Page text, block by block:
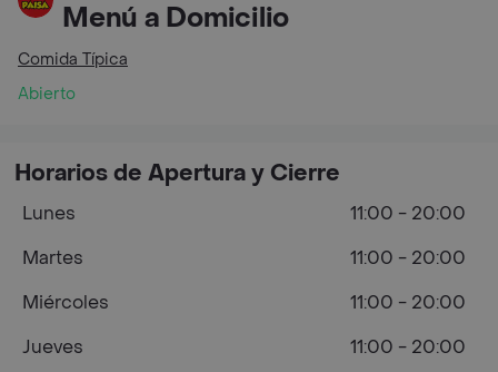
Menú a Domicilio
Comida Típica
Abierto
Horarios de Apertura y Cierre
Lunes
11:00 - 20:00
Martes
11:00 - 20:00
Miércoles
11:00 - 20:00
Jueves
11:00 - 20:00